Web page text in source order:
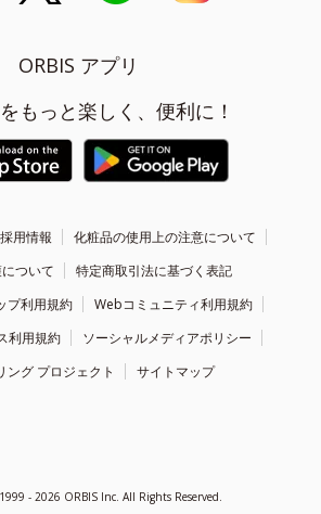
ORBIS アプリ
もっと楽しく、便利に！
採用情報
化粧品の使用上の注意について
ついて
特定商取引法に基づく表記
プ利用規約
Webコミュニティ利用規約
利用規約
ソーシャルメディアポリシー
ング プロジェクト
サイトマップ
1999 - 2026 ORBIS Inc. All Rights Reserved.